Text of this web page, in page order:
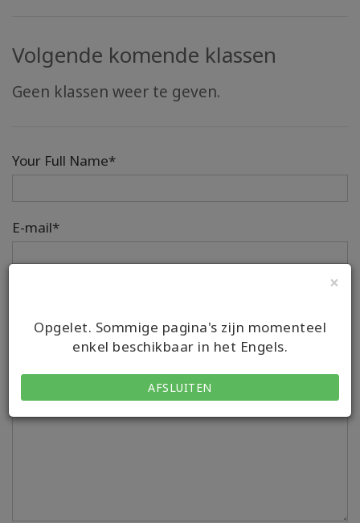
×
Opgelet. Sommige pagina's zijn momenteel
enkel beschikbaar in het Engels.
AFSLUITEN
Volgende komende klassen
Geen klassen weer te geven.
Your Full Name*
E-mail*
Country/Region Code
Number
Your Message*